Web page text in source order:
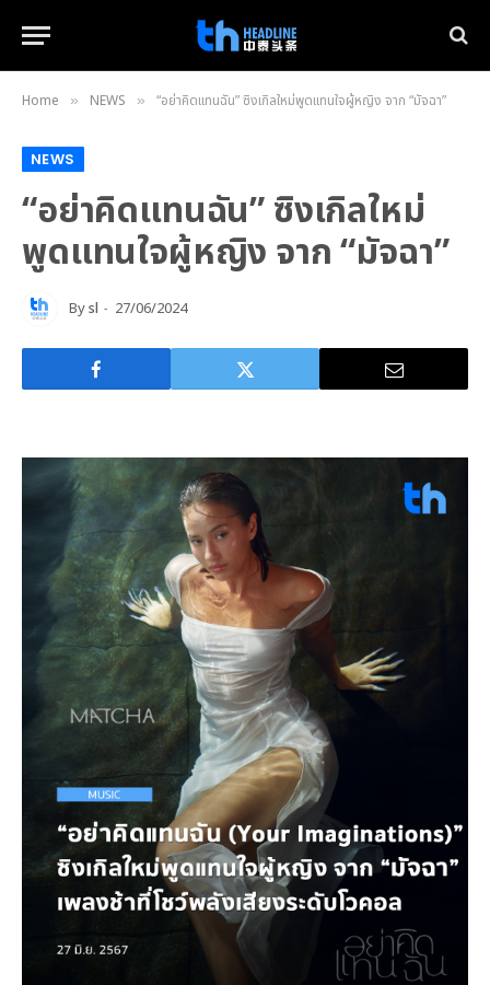
Home » NEWS » “อย่าคิดแทนฉัน” ซิงเกิลใหม่พูดแทนใจผู้หญิง จาก “มัจฉา”
NEWS
“อย่าคิดแทนฉัน” ซิงเกิลใหม่
พูดแทนใจผู้หญิง จาก “มัจฉา”
Bysl 27/06/2024